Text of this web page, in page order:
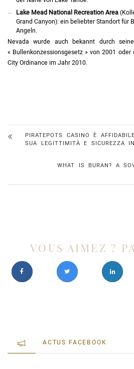
Lake Mead National Recreation Area
Grand Canyon): ein beliebter Standort für
Angeln.
Nevada wurde auch bekannt durch
« Bullenkonzessionsgesetz » von 2001
City Ordinance im Jahr 2010.
PIRATEPOTS CASINO È
SUA LEGITTIMITÀ E SICUREZZA
WHAT IS BURAN? A
VOUS AIMEZ ?
ACTUS FACEBOOK